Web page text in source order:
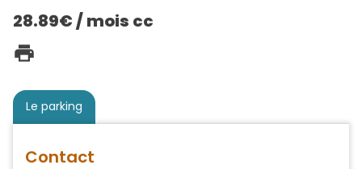
28.89€ / mois cc
Le parking
Contact